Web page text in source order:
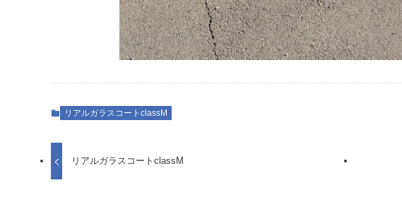
リアルガラスコートclassM
リアルガラスコートclassM